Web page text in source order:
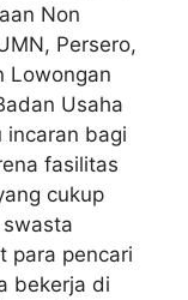
Non
Persero,
Lowongan
Usaha
incaran bagi
fasilitas
cukup
para pencari
bekerja di